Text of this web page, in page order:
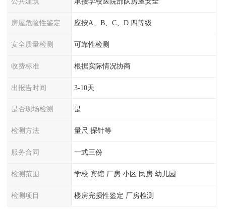
房屋危险性鉴定 应按A、B、C、D 四等级
安全质量检测 可靠性检测
收费标准 根据实际情况协商
出报告时间 3-10天
是否现场检测 是
检测方法 量尺 探针等
服务合同 一式三份
检测范围 学校 宾馆 厂房 小区 民房 幼儿园
检测项目 楼房完损性鉴定 厂房检测